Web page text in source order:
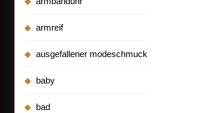
armreif
ausgefallener modeschmuck
baby
bad